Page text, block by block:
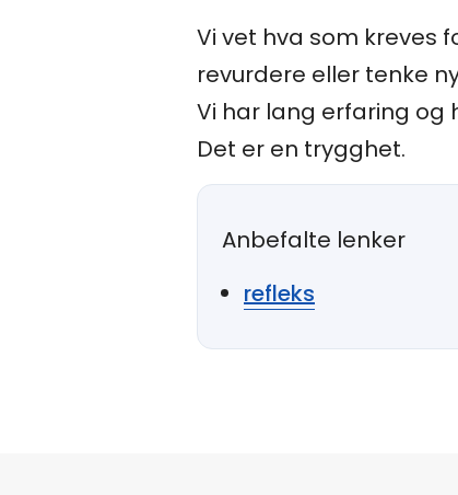
Vi vet hva som kreves
revurdere eller tenke
Vi har lang erfaring og
Det er en trygghet.
Anbefalte lenker
refleks